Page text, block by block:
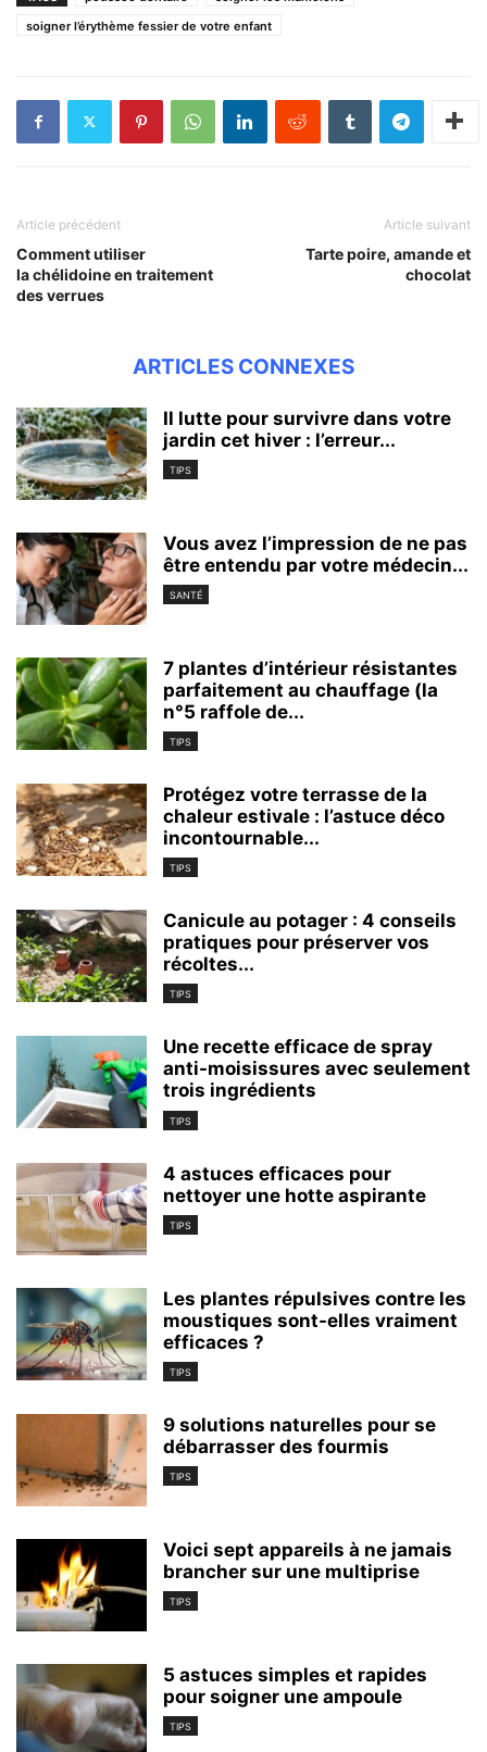
soigner l’érythème fessier de votre enfant
Article précédent
Comment utiliser
la chélidoine en traitement
des verrues
Article suivant
Tarte poire, amande et
chocolat
ARTICLES CONNEXES
Il lutte pour survivre dans votre
jardin cet hiver : l’erreur...
TIPS
Vous avez l’impression de ne pas
être entendu par votre médecin...
SANTÉ
7 plantes d’intérieur résistantes
parfaitement au chauffage (la
n°5 raffole de...
TIPS
Protégez votre terrasse de la
chaleur estivale : l’astuce déco
incontournable...
TIPS
Canicule au potager : 4 conseils
pratiques pour préserver vos
récoltes...
TIPS
Une recette efficace de spray
anti-moisissures avec seulement
trois ingrédients
TIPS
4 astuces efficaces pour
nettoyer une hotte aspirante
TIPS
Les plantes répulsives contre les
moustiques sont-elles vraiment
efficaces ?
TIPS
9 solutions naturelles pour se
débarrasser des fourmis
TIPS
Voici sept appareils à ne jamais
brancher sur une multiprise
TIPS
5 astuces simples et rapides
pour soigner une ampoule
TIPS